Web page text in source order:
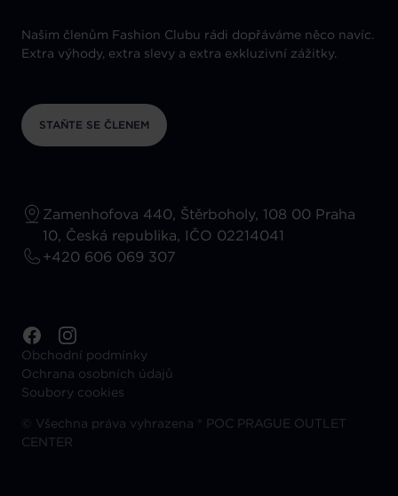
Našim členům Fashion Clubu rádi dopřáváme něco navíc.
Extra výhody, extra slevy a extra exkluzivní zážitky.
STAŇTE SE ČLENEM
Zamenhofova 440, Štěrboholy, 108 00 Praha
10, Česká republika, IČO 02214041
+420 606 069 307
Obchodní podmínky
Ochrana osobních údajů
Soubory cookies
© Všechna práva vyhrazena ® POC PRAGUE OUTLET
CENTER